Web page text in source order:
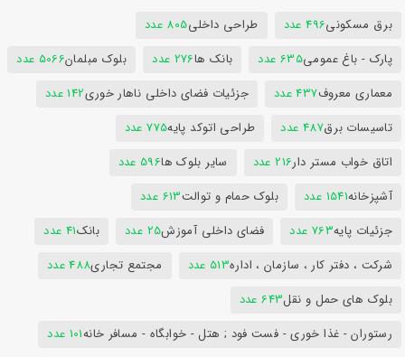
برق مسکونی496 عدد طراحی داخلی805 عدد
پارک - باغ عمومی635 عدد بانک ها276 عدد بلوک مبلمان5066 عدد
معماری معروف437 عدد جزئیات فضای داخلی ناهار خوری142 عدد
تاسیسات برق487 عدد طراحی اتوکد پایه775 عدد
اتاق خواب مستر دار216 عدد سایر بلوک ها596 عدد
آشپزخانه1541 عدد بلوک حمام و توالت613 عدد
جزئیات پایه763 عدد فضای داخلی آموزش25 عدد بانک41 عدد
شرکت ، دفتر کار ، سازمان ، اداره513 عدد مجتمع تجاری488 عدد
بلوک های حمل و نقل643 عدد
رستوران - غذا خوری - فست فود ; هتل - خوابگاه - مسافر خانه101 عدد